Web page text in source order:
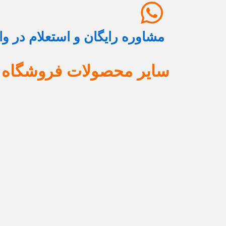
مشاوره رایگان و استعلام در
سایر محصولات فروشگاه